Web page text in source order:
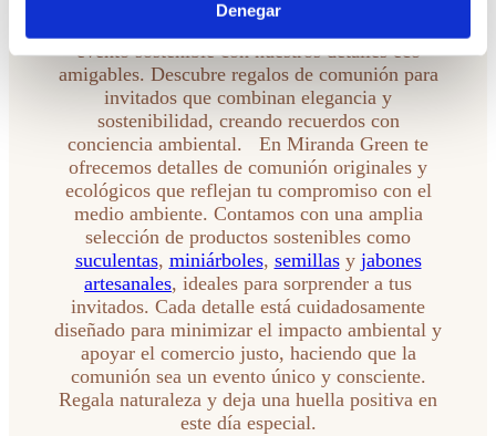
Denegar
evento sostenible con nuestros detalles eco
amigables. Descubre regalos de comunión para
invitados que combinan elegancia y
sostenibilidad, creando recuerdos con
conciencia ambiental. En Miranda Green te
ofrecemos detalles de comunión originales y
ecológicos que reflejan tu compromiso con el
medio ambiente. Contamos con una amplia
selección de productos sostenibles como
suculentas, miniárboles, semillasy jabones
artesanales, ideales para sorprender a tus
invitados. Cada detalle está cuidadosamente
diseñado para minimizar el impacto ambiental y
apoyar el comercio justo, haciendo que la
comunión sea un evento único y consciente.
Regala naturaleza y deja una huella positiva en
este día especial.